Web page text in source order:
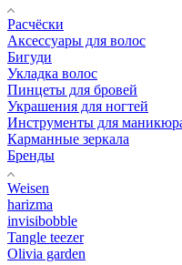
Расчёски
Аксессуары для волос
Бигуди
Укладка волос
Пинцеты для бровей
Украшения для ногтей
Инструменты для
Карманные зеркала
Бренды
Weisen
harizma
invisibobble
Tangle teezer
Olivia garden